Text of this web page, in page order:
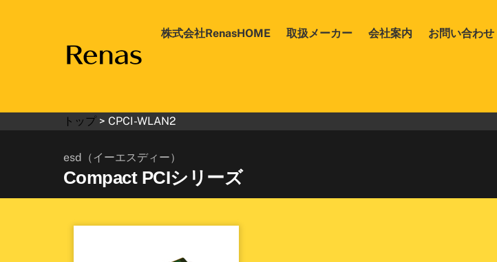
株式会社RenasHOME 取扱メーカー 会社案内 お問い合わせ
トップ > CPCI-WLAN2
esd（イーエスディー）
Compact PCIシリーズ